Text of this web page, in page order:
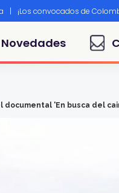
| ¡Los convocados de
Novedades
'En busca del